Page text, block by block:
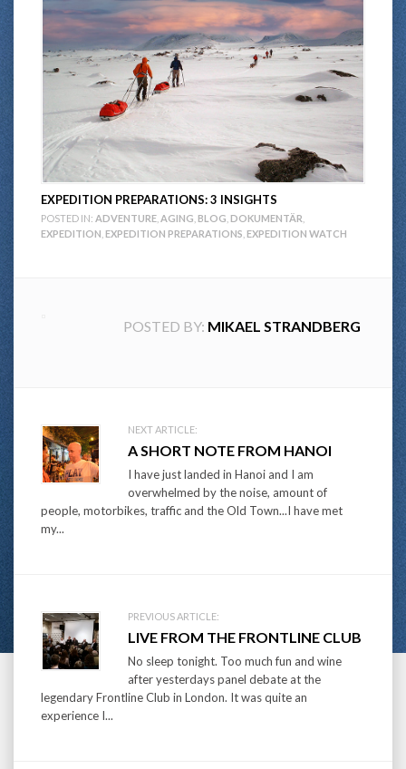
EXPEDITION PREPARATIONS: 3 INSIGHTS
POSTED IN: ADVENTURE AGING BLOG DOKUMENTÄR
EXPEDITION EXPEDITION PREPARATIONS EXPEDITION WATCH
POSTED BY: MIKAEL STRANDBERG
Post
navigation
NEXT ARTICLE:
A SHORT NOTE FROM HANOI
I have just landed in Hanoi and I am
overwhelmed by the noise, amount of
people, motorbikes, traffic and the Old Town...I have met
my...
PREVIOUS ARTICLE:
LIVE FROM THE FRONTLINE CLUB
No sleep tonight. Too much fun and wine
after yesterdays panel debate at the
legendary Frontline Club in London. It was quite an
experience I...